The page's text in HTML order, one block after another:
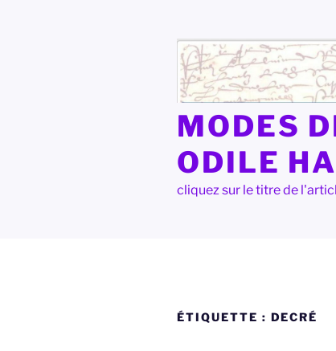
MODES
ODILE
cliquez sur le titre de
ÉTIQUETTE : DECRÉ